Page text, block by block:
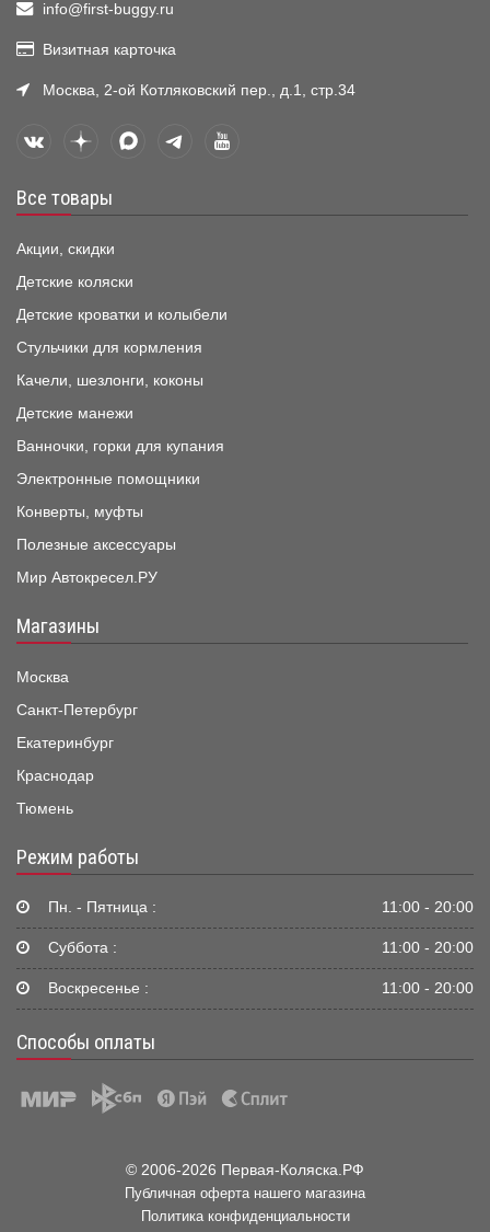
info@first-buggy.ru
Визитная карточка
Москва, 2-ой Котляковский пер., д.1, стр.34
Все товары
Акции, скидки
Детские коляски
Детские кроватки и колыбели
Стульчики для кормления
Качели, шезлонги, коконы
Детские манежи
Ванночки, горки для купания
Электронные помощники
Конверты, муфты
Полезные аксессуары
Мир Автокресел.РУ
Магазины
Москва
Санкт-Петербург
Екатеринбург
Краснодар
Тюмень
Режим работы
Пн. - Пятница : 11:00 - 20:00
Суббота : 11:00 - 20:00
Воскресенье : 11:00 - 20:00
Способы оплаты
© 2006-2026 Первая-Коляска.РФ
Публичная оферта нашего магазина
Политика конфиденциальности